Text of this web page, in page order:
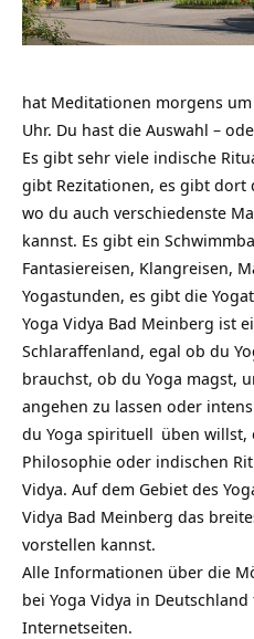
hat Meditationen morgens
Uhr. Du hast die Auswahl –
Es gibt sehr viele indische
gibt Rezitationen, es gibt dort
wo du auch verschiedenste
kannst. Es gibt ein
Fantasiereisen, Klangreisen,
Yogastunden, es gibt die
Yoga Vidya Bad Meinberg ist
Schlaraffenland, egal ob du
brauchst, ob du Yoga magst,
angehen zu lassen oder
du Yoga spirituell üben willst,
Philosophie oder indischen
Vidya. Auf dem Gebiet des
Vidya Bad Meinberg das
vorstellen kannst.
Alle Informationen über die
bei Yoga Vidya in
Internetseiten.